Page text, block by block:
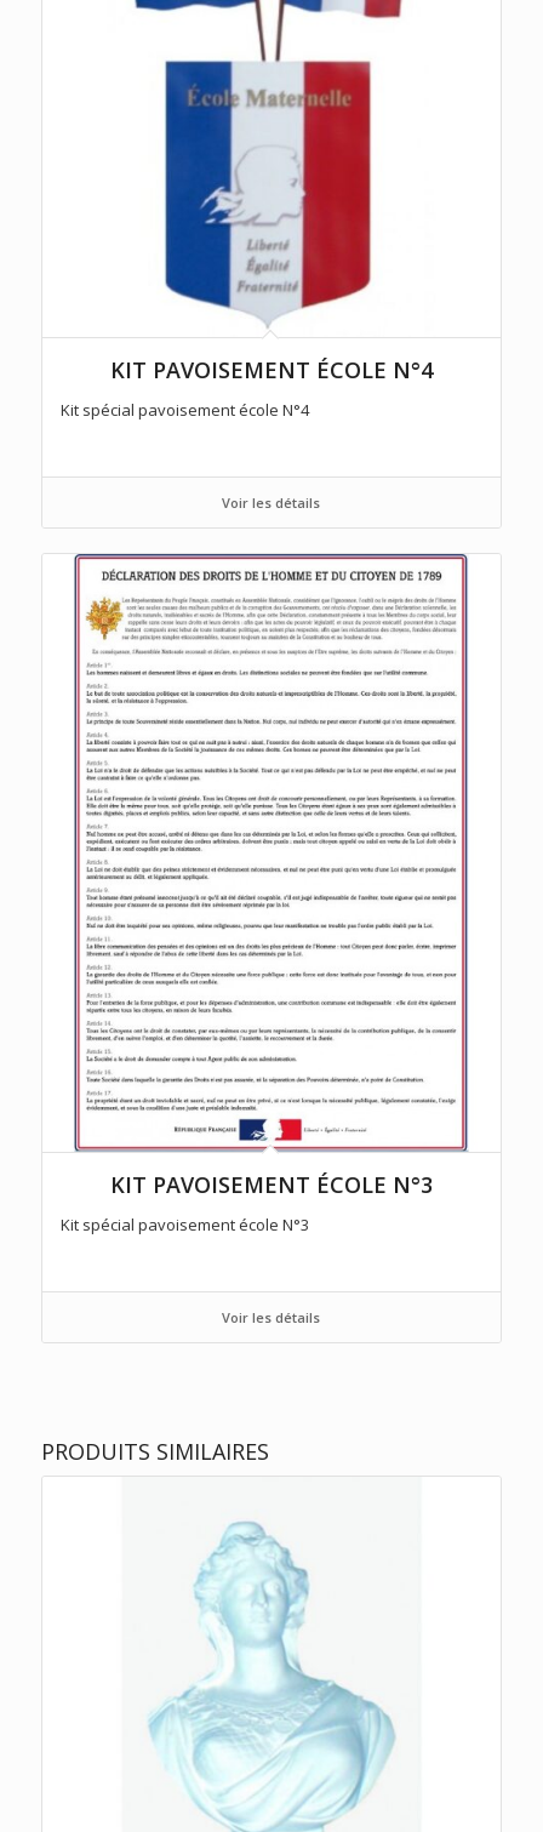
KIT PAVOISEMENT ÉCOLE N°4
Kit spécial pavoisement école N°4
Voir les détails
KIT PAVOISEMENT ÉCOLE N°3
Kit spécial pavoisement école N°3
Voir les détails
PRODUITS SIMILAIRES